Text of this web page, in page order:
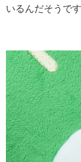
いるんだそうで